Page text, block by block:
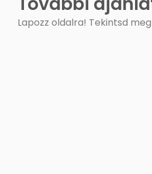
Lapozz oldalra! Tekintsd